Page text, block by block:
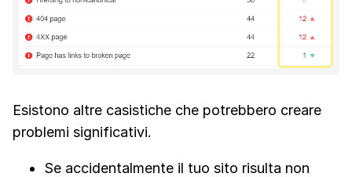
Esistono altre casistiche che potrebbero creare
problemi significativi.
Se accidentalmente il tuo sito risulta non